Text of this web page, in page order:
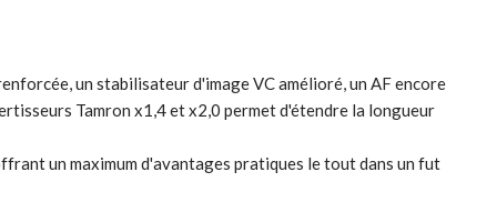
un stabilisateur d'image VC amélioré, un AF encore
Tamron x1,4 et x2,0 permet d'étendre la longueur
un maximum d'avantages pratiques le tout dans un fut